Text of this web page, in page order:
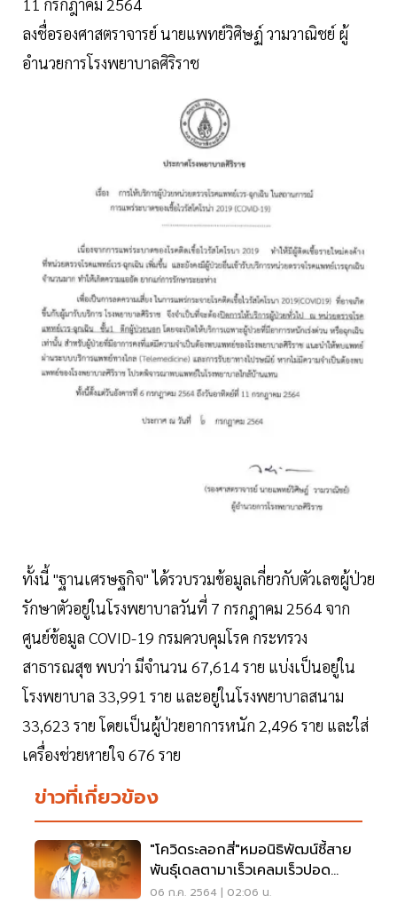
ลงชื่อรองศาสตราจารย์ นายแพทย์วิศิษฏ์ วามวาณิชย์ ผู้
อำนวยการโรงพยาบาลศิริราช
ทั้งนี้ "ฐานเศรษฐกิจ" ได้รวบรวมข้อมูลเกี่ยวกับตัวเลขผู้ป่วย
รักษาตัวอยู่ในโรงพยาบาลวันที่ 7 กรกฎาคม 2564 จาก
ศูนย์ข้อมูล COVID-19 กรมควบคุมโรค กระทรวง
สาธารณสุข พบว่า มีจำนวน 67,614 ราย แบ่งเป็นอยู่ใน
โรงพยาบาล 33,991 ราย และอยู่ในโรงพยาบาลสนาม
33,623 ราย โดยเป็นผู้ป่วยอาการหนัก 2,496 ราย และใส่
เครื่องช่วยหายใจ 676 ราย
ข่าวที่เกี่ยวข้อง
"โควิดระลอกสี่"หมอนิธิพัฒน์ชี้สาย
พันธุ์เดลตามาเร็วเคลมเร็วปอด
อักเสบไว
06 ก.ค. 2564 | 02:06 น.